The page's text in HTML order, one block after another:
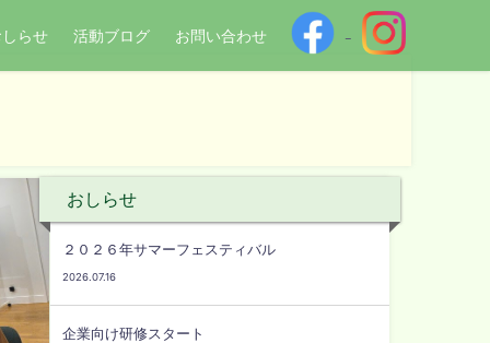
らせ 活動ブログ お問い合わせ
おしらせ
２０２６年サマーフェスティバル
2026.07.16
企業向け研修スタート